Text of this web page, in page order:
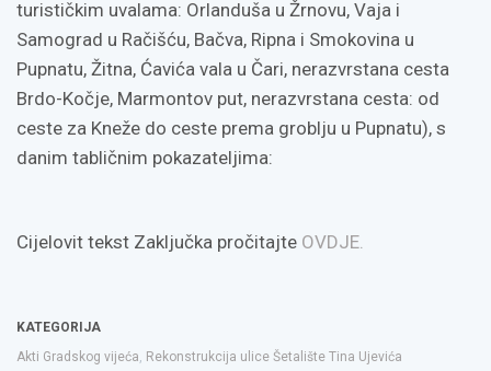
turističkim uvalama: Orlanduša u Žrnovu, Vaja i
Samograd u Račišću, Bačva, Ripna i Smokovina u
Pupnatu, Žitna, Ćavića vala u Čari, nerazvrstana cesta
Brdo-Kočje, Marmontov put, nerazvrstana cesta: od
ceste za Kneže do ceste prema groblju u Pupnatu), s
danim tabličnim pokazateljima:
Cijelovit tekst Zaključka pročitajte OVDJE.
KATEGORIJA
Akti Gradskog vijeća Rekonstrukcija ulice Šetalište Tina Ujevića